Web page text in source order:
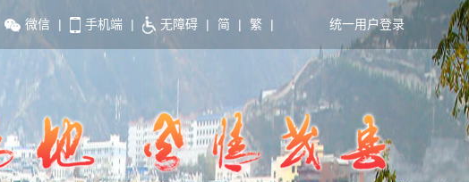
微信 | 手机端 | 无障碍 | 简 | 繁 | 统一用户登录